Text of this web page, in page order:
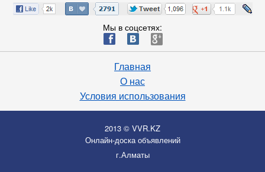
Мы в соцсетях:
ä æ è
Главная
О нас
Условия использования
2013 © VVR.KZ
Онлайн-доска объявлений
г.Алматы